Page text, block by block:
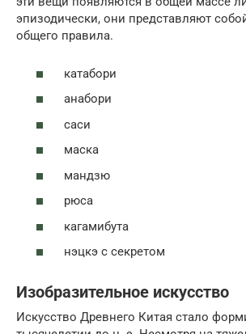
эпизодически, они представляют
общего правила.
катабори
анабори
саси
маска
мандзю
рюса
кагамибута
нэцкэ с секретом
Изобразительное искусство
Искусство Древнего Китая стало